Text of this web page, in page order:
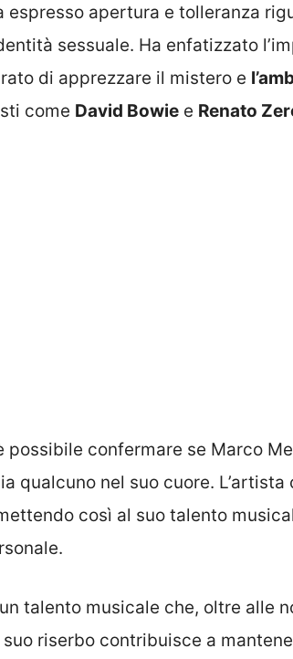
espresso apertura e tolleranza
sessuale. Ha enfatizzato
di apprezzare il mistero e
come David Bowie e Renato
possibile confermare se Marco
qualcuno nel suo cuore.
così al suo talento
talento musicale che, oltre alle
suo riserbo contribuisce a